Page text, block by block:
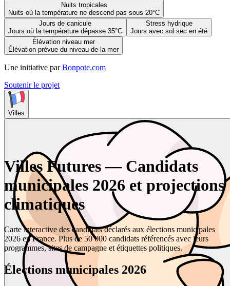
Nuits tropicales
Nuits où la température ne descend pas sous 20°C
Jours de canicule
Jours où la température dépasse 35°C
Stress hydrique
Jours avec sol sec en été
Élévation niveau mer
Élévation prévue du niveau de la mer
Une initiative par Bonpote.com
Soutenir le projet
Villes
Villes Futures — Candidats
municipales 2026 et projections
climatiques
Carte interactive des candidats déclarés aux élections municipales
2026 en France. Plus de 50 000 candidats référencés avec leurs
programmes, sites de campagne et étiquettes politiques.
Élections municipales 2026